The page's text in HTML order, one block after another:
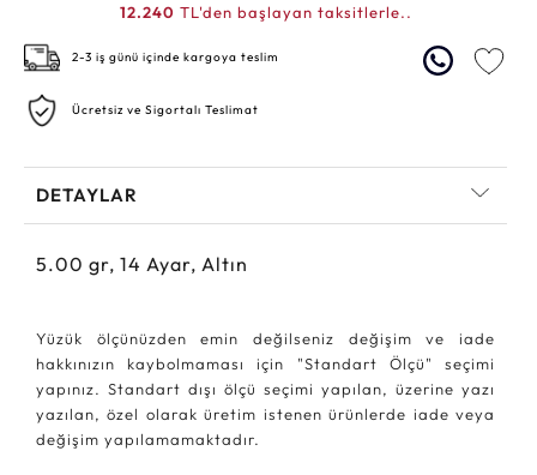
12.240 TL'den başlayan taksitlerle..
2-3 iş günü içinde kargoya teslim
Ücretsiz ve Sigortalı Teslimat
DETAYLAR
5.00 gr, 14 Ayar, Altın
Yüzük ölçünüzden emin değilseniz değişim ve iade
hakkınızın kaybolmaması için "Standart Ölçü" seçimi
yapınız. Standart dışı ölçü seçimi yapılan, üzerine yazı
yazılan, özel olarak üretim istenen ürünlerde iade veya
değişim yapılamamaktadır.